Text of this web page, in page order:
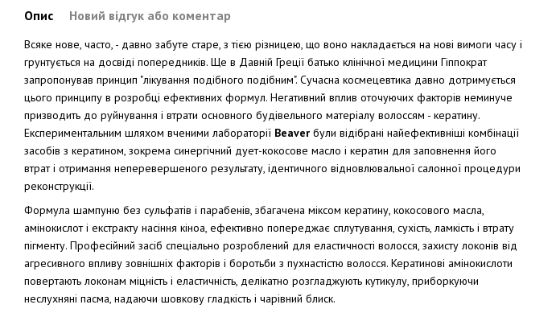
Опис Новий відгук або коментар
Всяке нове, часто, - давно забуте старе, з тією різницею, що воно накладається на нові вимоги часу і
грунтується на досвіді попередників. Ще в Давній Греції батько клінічної медицини Гіппократ
запропонував принцип "лікування подібного подібним". Сучасна космецевтика давно дотримується
цього принципу в розробці ефективних формул. Негативний вплив оточуючих факторів неминуче
призводить до руйнування і втрати основного будівельного матеріалу волоссям - кератину.
Експериментальним шляхом вченими лабораторії Beaver були відібрані найефективніші комбінації
засобів з кератином, зокрема синергічний дует-кокосове масло і кератин для заповнення його
втрат і отримання неперевершеного результату, ідентичного відновлювальної салонної процедури
реконструкції.
Формула шампуню без сульфатів і парабенів, збагачена міксом кератину, кокосового масла,
амінокислот і екстракту насіння кіноа, ефективно попереджає сплутування, сухість, ламкість і втрату
пігменту. Професійний засіб спеціально розроблений для еластичності волосся, захисту локонів від
агресивного впливу зовнішніх факторів і боротьби з пухнастістю волосся. Кератинові амінокислоти
повертають локонам міцність і еластичність, делікатно розгладжують кутикулу, приборкуючи
неслухняні пасма, надаючи шовкову гладкість і чарівний блиск.